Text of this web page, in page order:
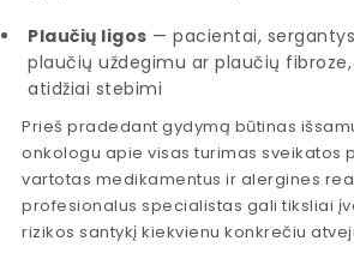
Plaučių ligos — pacientai,
plaučių uždegimu ar plaučių
atidžiai stebimi
Prieš pradedant gydymą būtinas
onkologu apie visas turimas sveikatos
vartotas medikamentus ir alergines
profesionalus specialistas gali tiksliai
rizikos santykį kiekvienu konkrečiu